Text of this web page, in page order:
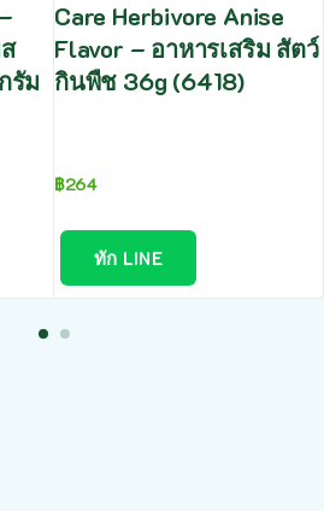
รัม
Care Herbivore Anise
Flavor – อาหารเสริม สัตว์
กินพืช 36g (6418)
฿264
ทัก LINE